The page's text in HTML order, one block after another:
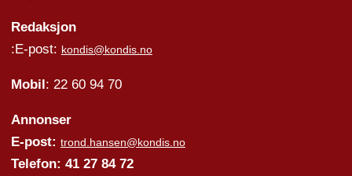
Redaksjon
:E-post: kondis@kondis.no
Mobil: 22 60 94 70
Annonser
E-post: trond.hansen@kondis.no
Telefon: 41 27 84 72